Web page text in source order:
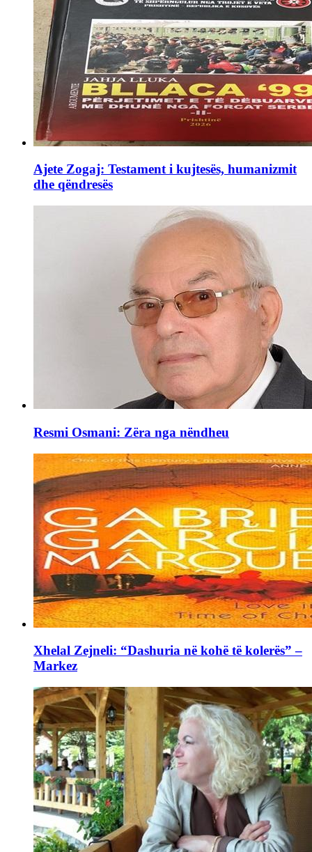
Ajete Zogaj: Testament i kujtesës, humanizmit
dhe qëndresës
Resmi Osmani: Zëra nga nëndheu
Xhelal Zejneli: “Dashuria në kohë të kolerës” –
Markez